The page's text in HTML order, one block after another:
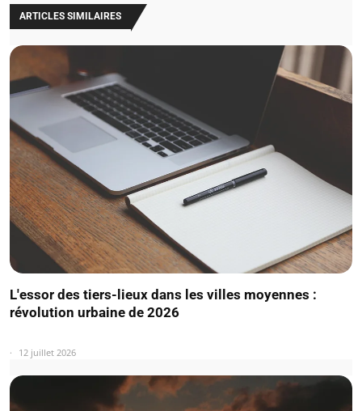
ARTICLES SIMILAIRES
L'essor des tiers-lieux dans les villes moyennes :
révolution urbaine de 2026
12 juillet 2026